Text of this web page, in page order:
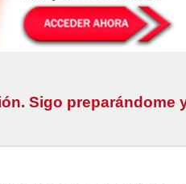
Sigo preparándome